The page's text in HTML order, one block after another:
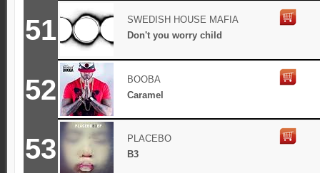
51
SWEDISH HOUSE MAFIA
Don't you worry child
52
BOOBA
Caramel
53
PLACEBO
B3